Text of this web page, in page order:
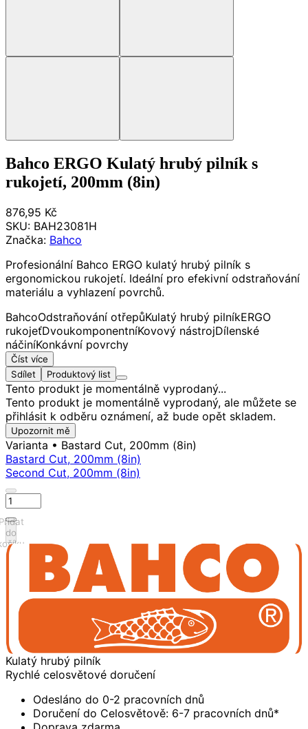
Bahco ERGO Kulatý hrubý pilník s
rukojetí, 200mm (8in)
876,95 Kč
SKU: BAH23081H
Značka: Bahco
Profesionální Bahco ERGO kulatý hrubý pilník s
ergonomickou rukojetí. Ideální pro efekivní odstraňování
materiálu a vyhlazení povrchů.
BahcoOdstraňování otřepůKulatý hrubý pilníkERGO
rukojeťDvoukomponentníKovový nástrojDílenské
náčiníKonkávní povrchy
Číst více
Sdílet
Produktový list
Tento produkt je momentálně vyprodaný...
Tento produkt je momentálně vyprodaný, ale můžete se
přihlásit k odběru oznámení, až bude opět skladem.
Upozornit mě
Varianta • Bastard Cut, 200mm (8in)
Bastard Cut, 200mm (8in)
Second Cut, 200mm (8in)
do
Kulatý hrubý pilník
Rychlé celosvětové doručení
Odesláno do 0-2 pracovních dnů
Doručení do Celosvětově: 6-7 pracovních dnů*